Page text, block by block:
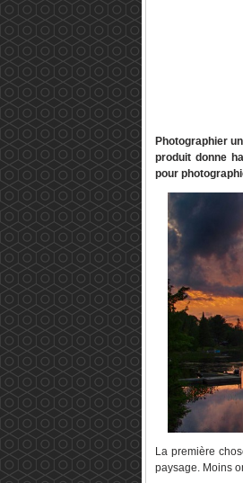
Photographier
produit donne
pour
La première
paysage. Moins